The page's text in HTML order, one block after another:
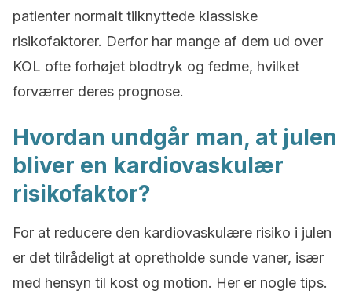
patienter normalt tilknyttede klassiske
risikofaktorer. Derfor har mange af dem ud over
KOL ofte forhøjet blodtryk og fedme, hvilket
forværrer deres prognose.
Hvordan undgår man, at julen
bliver en kardiovaskulær
risikofaktor?
For at reducere den kardiovaskulære risiko i julen
er det tilrådeligt at opretholde sunde vaner, især
med hensyn til kost og motion. Her er nogle tips.